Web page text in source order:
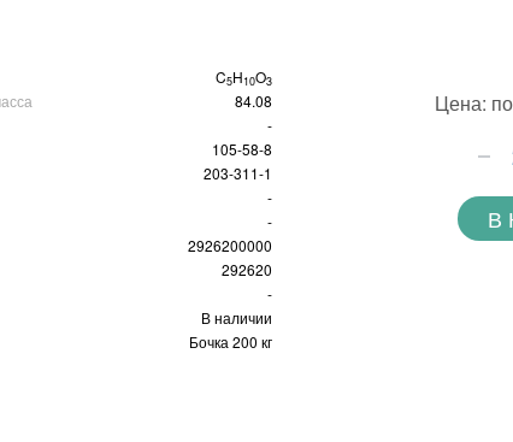
C5H10O3
84.08
-
105-58-8
203-311-1
-
-
2926200000
292620
-
В наличии
Бочка 200 кг
Цена:
В